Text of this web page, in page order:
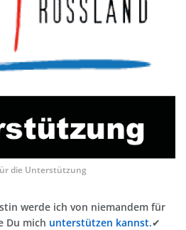
die Unterstützung
werde ich von niemandem für
Du mich unterstützen kannst.✔